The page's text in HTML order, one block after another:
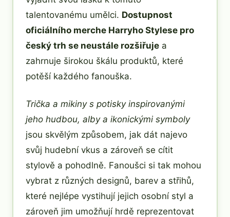
talentovanému umělci. Dostupnost
oficiálního merche Harryho Stylese pro
český trh se neustále rozšiřuje a
zahrnuje širokou škálu produktů, které
potěší každého fanouška.
Trička a mikiny s potisky inspirovanými
jeho hudbou, alby a ikonickými symboly
jsou skvělým způsobem, jak dát najevo
svůj hudební vkus a zároveň se cítit
stylově a pohodlně. Fanoušci si tak mohou
vybrat z různých designů, barev a střihů,
které nejlépe vystihují jejich osobní styl a
zároveň jim umožňují hrdě reprezentovat